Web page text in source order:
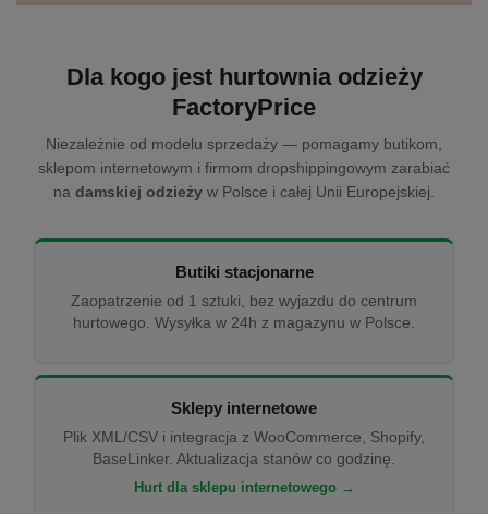
Dla kogo jest hurtownia odzieży
FactoryPrice
Niezależnie od modelu sprzedaży — pomagamy butikom,
sklepom internetowym i firmom dropshippingowym zarabiać
na damskiej odzieży w Polsce i całej Unii Europejskiej.
Butiki stacjonarne
Zaopatrzenie od 1 sztuki, bez wyjazdu do centrum
hurtowego. Wysyłka w 24h z magazynu w Polsce.
Sklepy internetowe
Plik XML/CSV i integracja z WooCommerce, Shopify,
BaseLinker. Aktualizacja stanów co godzinę.
Hurt dla sklepu internetowego →